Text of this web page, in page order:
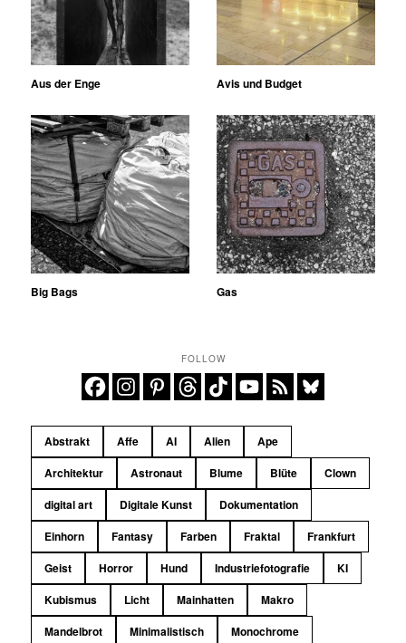
Aus der Enge Avis und Budget
Big Bags Gas
FOLLOW
Abstrakt Affe AI Alien
Ape
Architektur
Astronaut Blume Blüte
Clown
digital art
Digitale Kunst
Dokumentation
Einhorn
Fantasy Farben Fraktal
Frankfurt
Geist
Horror Hund Industriefotografie
KI
Kubismus
Licht Mainhatten
Makro
Mandelbrot
Minimalistisch Monochrome